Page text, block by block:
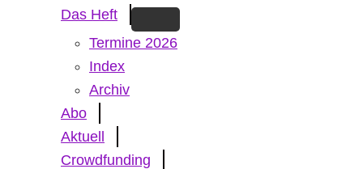
Das Heft
Termine 2026
Index
Archiv
Abo
Aktuell
Crowdfunding